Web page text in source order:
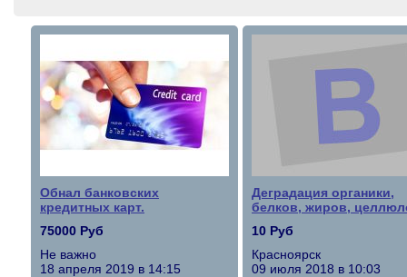
Обнал банковских
кредитных карт.
75000 Руб
Не важно
18 апреля 2019 в 14:15
Деградация органики,
белков, жиров,
10 Руб
Красноярск
09 июля 2018 в 10:03